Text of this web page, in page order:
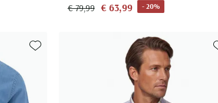
€ 79,99 € 63,99 - 20%